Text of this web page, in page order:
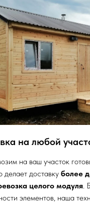
на любой
на ваш участок
делает доставку более
целого модуля.
элементов, наша